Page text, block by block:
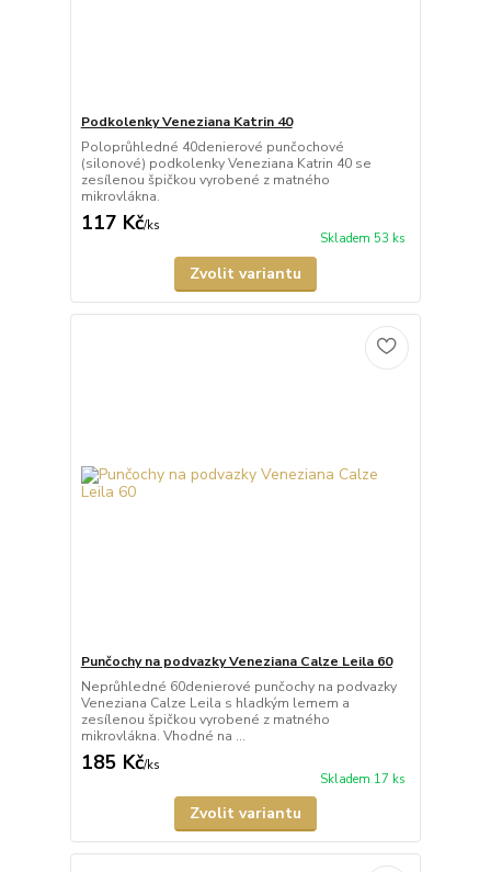
Podkolenky Veneziana Katrin 40
Poloprůhledné 40denierové punčochové
(silonové) podkolenky Veneziana Katrin 40 se
zesílenou špičkou vyrobené z matného
mikrovlákna.
117 Kč/ks
Skladem 53 ks
Zvolit variantu
Punčochy na podvazky Veneziana Calze Leila 60
Neprůhledné 60denierové punčochy na podvazky
Veneziana Calze Leila s hladkým lemem a
zesílenou špičkou vyrobené z matného
mikrovlákna. Vhodné na ...
185 Kč/ks
Skladem 17 ks
Zvolit variantu